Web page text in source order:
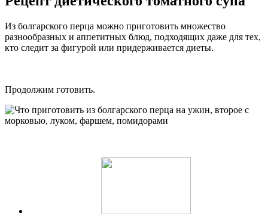
Из болгарского перца можно приготовить множество
разнообразных и аппетитных блюд, подходящих даже для тех,
кто следит за фигурой или придерживается диеты.
Продолжим готовить.